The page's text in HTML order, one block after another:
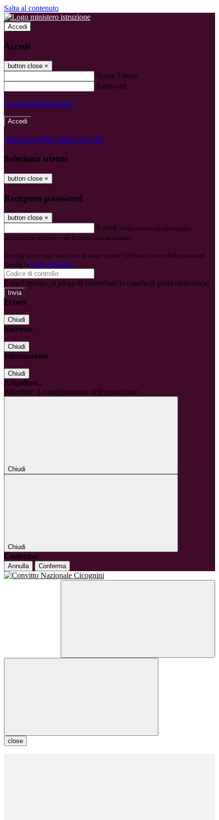
Salta al contenuto
Accedi
Accedi
button close ×
Nome Utente
Password
Password dimenticata?
-
Entra con SPID Entra con CIE
Seleziona utente
button close ×
Recupero password
button close ×
E-mail Verrà inviato un messaggio
all'indirizzo indicato con le istruzioni necessarie.
Non hai una e-mail associata al nome utente? Effettua il reset della password
tramite la Login Spaggiari
E-mail inviata, si prega di controllare la casella di posta elettronica!
Errore
Chiudi
Successo
Chiudi
Informazione
Chiudi
Attendere...
Attendere il completamento dell'operazione...
Chiudi
Chiudi
Conferma
Annulla Conferma
close